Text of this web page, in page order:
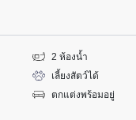
2 ห้องน้ำ
เลี้ยงสัตว์ได้
ตกแต่งพร้อมอยู่